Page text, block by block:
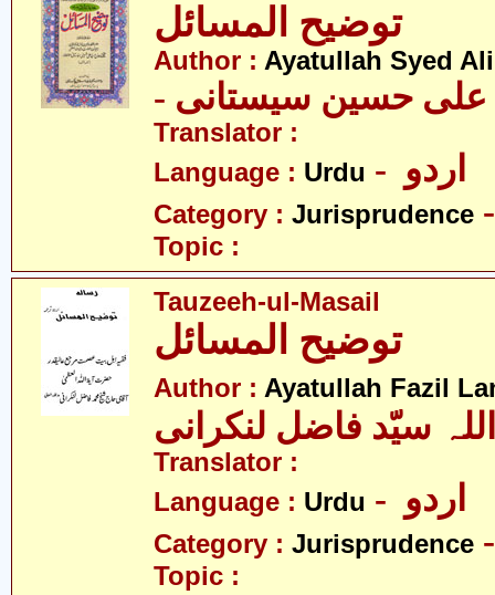
توضیح المسائل
Author : Ayatullah Syed
علی حسین سیستانی
Translator :
Language : Urdu
Category : Jurisprudence
Topic :
Tauzeeh-ul-Masail
توضیح المسائل
Author : Ayatullah Fazil
اللہ سیّد فاضل لنکرانی
Translator :
Language : Urdu
Category : Jurisprudence
Topic :